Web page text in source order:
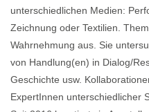
unterschiedlichen Medien:
Zeichnung oder Textilien.
Wahrnehmung aus. Sie
von Handlung(en) in Dialog/
Geschichte usw.
ExpertInnen unterschiedlicher